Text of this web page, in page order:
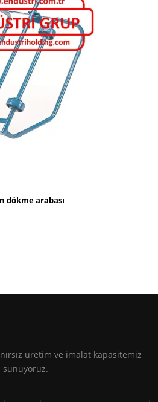
dökme arabası
üretim ve imalat kapasitemiz